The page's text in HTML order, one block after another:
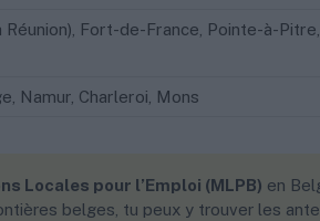
Réunion), Fort-de-France, Pointe-à-Pitre,
Namur, Charleroi, Mons
Locales pour l’Emploi (MLPB) en
belges, tu peux y trouver les